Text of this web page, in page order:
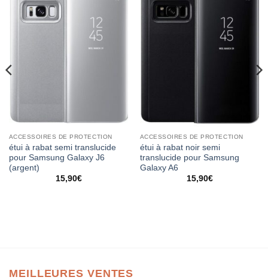
ACCESSOIRES DE PROTECTION
étui à rabat semi translucide
pour Samsung Galaxy J6
(argent)
15,90€
ACCESSOIRES DE PROTECTION
étui à rabat noir semi
translucide pour Samsung
Galaxy A6
15,90€
MEILLEURES VENTES